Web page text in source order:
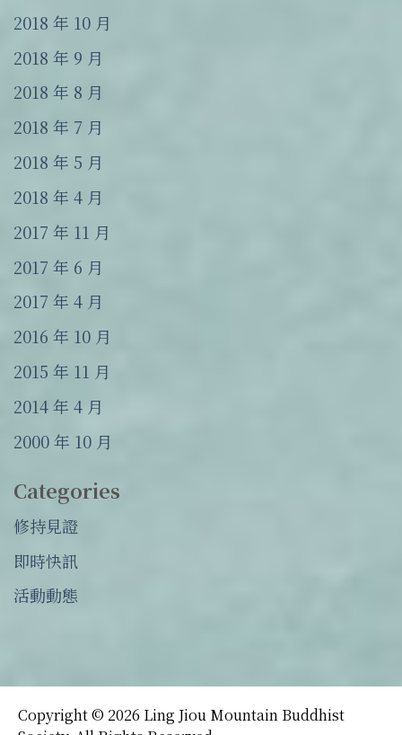
2018 年 10 月
2018 年 9 月
2018 年 8 月
2018 年 7 月
2018 年 5 月
2018 年 4 月
2017 年 11 月
2017 年 6 月
2017 年 4 月
2016 年 10 月
2015 年 11 月
2014 年 4 月
2000 年 10 月
Categories
修持見證
即時快訊
活動動態
Copyright © 2026 Ling Jiou Mountain Buddhist